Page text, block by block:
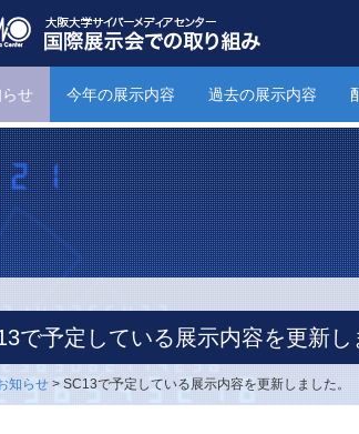
せ 今年の展示内容 過去の展示内容
で予定している展示内容を更新し
知らせ > SC13で予定している展示内容を更新しました。